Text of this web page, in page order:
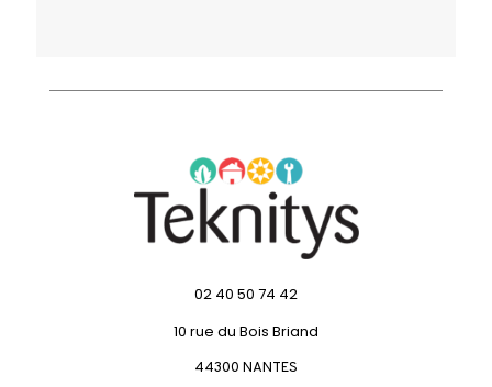
02 40 50 74 42
10 rue du Bois Briand
44300 NANTES